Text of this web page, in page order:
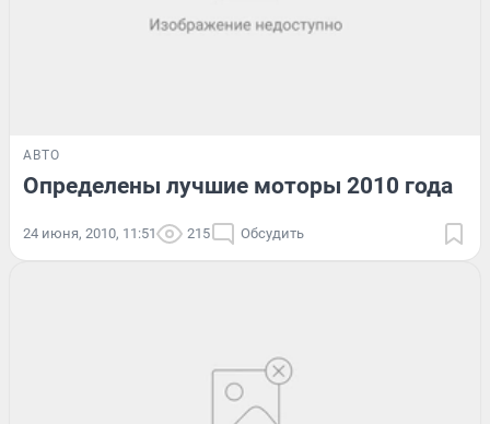
АВТО
Определены лучшие моторы 2010 года
24 июня, 2010, 11:51 215 Обсудить